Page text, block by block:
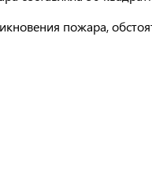
пожара,